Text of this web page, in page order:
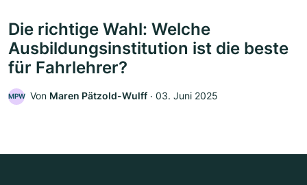
Die richtige Wahl: Welche
Ausbildungsinstitution ist die beste
für Fahrlehrer?
MPW Von Maren Pätzold-Wulff ‧ 03. Juni 2025